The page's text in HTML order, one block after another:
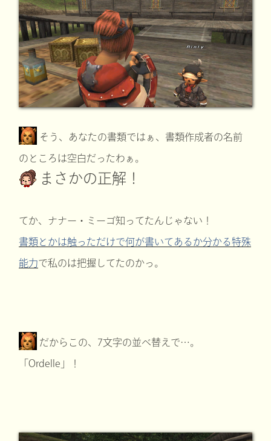
そう、あなたの書類ではぁ、書類作成者の名前
のところは空白だったわぁ。
まさかの正解！
てか、ナナー・ミーゴ知ってたんじゃない！
書類とかは触っただけで何が書いてあるか分かる特殊
能力で私のは把握してたのかっ。
だからこの、7文字の並べ替えで…。
「Ordelle」！